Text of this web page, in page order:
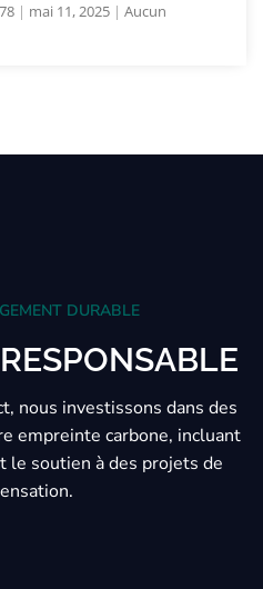
mai 11, 2025 Aucun
DURABLE
nous investissons dans des
empreinte carbone, incluant
le soutien à des projets de